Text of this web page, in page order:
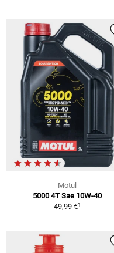
Motul
5000 4T Sae 10W-40
49,99 €1